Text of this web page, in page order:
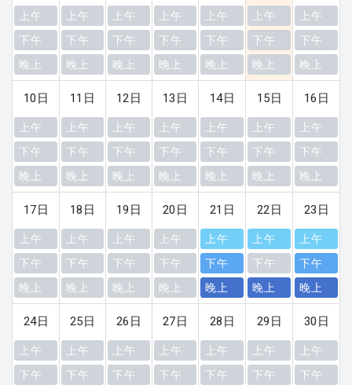
上午
下午
晚上
上午
下午
晚上
上午
下午
晚上
上午
下午
晚上
上午
下午
晚上
上午
下午
晚上
上午
下午
晚上
10日
上午
下午
晚上
11日
上午
下午
晚上
12日
上午
下午
晚上
13日
上午
下午
晚上
14日
上午
下午
晚上
15日
上午
下午
晚上
16日
上午
下午
晚上
17日
上午
下午
晚上
18日
上午
下午
晚上
19日
上午
下午
晚上
20日
上午
下午
晚上
21日
上午
下午
晚上
22日
上午
下午
晚上
23日
上午
下午
晚上
24日
上午
下午
25日
上午
下午
26日
上午
下午
27日
上午
下午
28日
上午
下午
29日
上午
下午
30日
上午
下午